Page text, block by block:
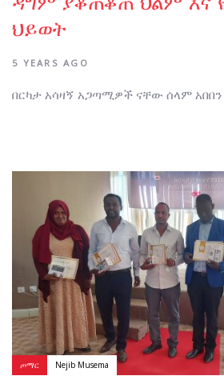
ዳግም ያቆጠቆጠ ህልም እና
ህይወት
5 YEARS AGO
በርካታ አሳዛኝ አጋጣሚዎች ናቸው ሰላም
ጦማር Nejib Musema